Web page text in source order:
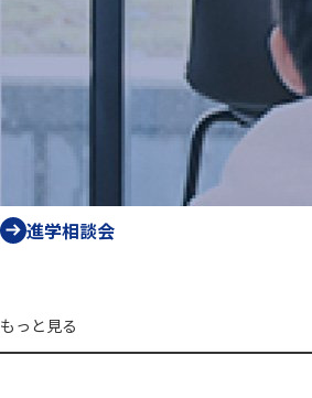
進学相談会
もっと見る